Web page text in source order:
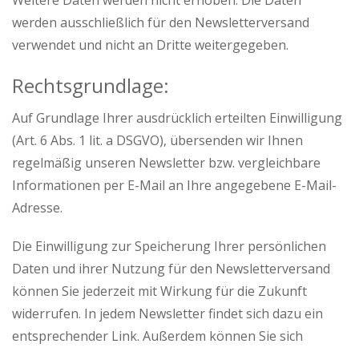
werden ausschließlich für den Newsletterversand
verwendet und nicht an Dritte weitergegeben.
Rechtsgrundlage:
Auf Grundlage Ihrer ausdrücklich erteilten Einwilligung
(Art. 6 Abs. 1 lit. a DSGVO), übersenden wir Ihnen
regelmäßig unseren Newsletter bzw. vergleichbare
Informationen per E-Mail an Ihre angegebene E-Mail-
Adresse.
Die Einwilligung zur Speicherung Ihrer persönlichen
Daten und ihrer Nutzung für den Newsletterversand
können Sie jederzeit mit Wirkung für die Zukunft
widerrufen. In jedem Newsletter findet sich dazu ein
entsprechender Link. Außerdem können Sie sich